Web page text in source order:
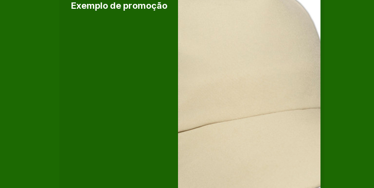
Exemplo de promoção